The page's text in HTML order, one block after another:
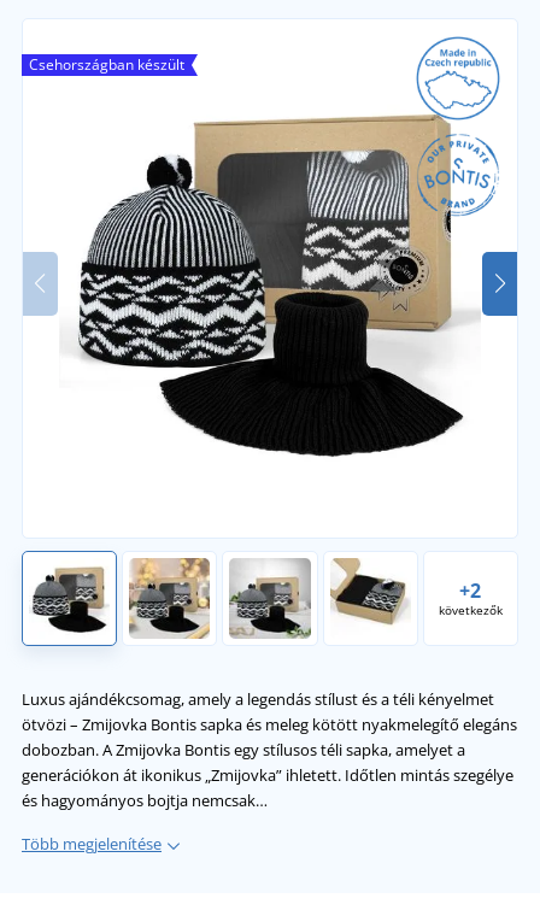
+2
következők
Csehországban készült
Luxus ajándékcsomag, amely a legendás stílust és a téli kényelmet
ötvözi – Zmijovka Bontis sapka és meleg kötött nyakmelegítő elegáns
dobozban. A Zmijovka Bontis egy stílusos téli sapka, amelyet a
generációkon át ikonikus „Zmijovka” ihletett. Időtlen mintás szegélye
és hagyományos bojtja nemcsak…
Több megjelenítése